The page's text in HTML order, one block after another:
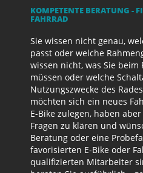
KOMPETENTE BERATUNG -
FAHRRAD
Sie wissen nicht genau,
passt oder welche
wissen nicht, was Sie beim
müssen oder welche
Nutzungszwecke des
möchten sich ein neues
E-Bike zulegen, haben
Fragen zu klären und
Beratung oder eine
favorisierten E-Bike oder
qualifizierten Mitarbeiter